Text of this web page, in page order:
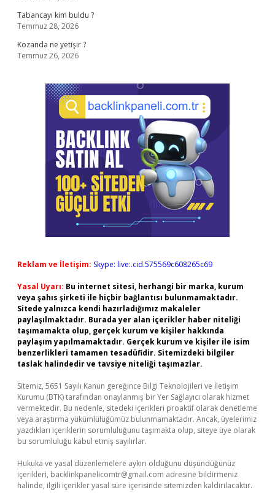
Tabancayı kim buldu ?
Temmuz 28, 2026
Kozanda ne yetişir ?
Temmuz 26, 2026
Reklam ve İletişim: Skype: live:.cid.575569c608265c69
Yasal Uyarı: Bu internet sitesi, herhangi bir marka, kurum
veya şahıs şirketi ile hiçbir bağlantısı bulunmamaktadır.
Sitede yalnızca kendi hazırladığımız makaleler
paylaşılmaktadır. Burada yer alan içerikler haber niteliği
taşımamakta olup, gerçek kurum ve kişiler hakkında
paylaşım yapılmamaktadır. Gerçek kurum ve kişiler ile isim
benzerlikleri tamamen tesadüfidir. Sitemizdeki bilgiler
taslak halindedir ve tavsiye niteliği taşımazlar.
Sitemiz, 5651 Sayılı Kanun gereğince Bilgi Teknolojileri ve İletişim
Kurumu (BTK) tarafından onaylanmış bir Yer Sağlayıcı olarak hizmet
vermektedir. Bu nedenle, sitedeki içerikleri proaktif olarak denetleme
veya araştırma yükümlülüğümüz bulunmamaktadır. Ancak, üyelerimiz
yazdıkları içeriklerin sorumluluğunu taşımakta olup, siteye üye olarak
bu sorumluluğu kabul etmiş sayılırlar.
Hukuka ve yasal düzenlemelere aykırı olduğunu düşündüğünüz
içerikleri, backlinkpanelicomtr@gmail.com adresine bildirmeniz
halinde, ilgili içerikler yasal süre içerisinde sitemizden kaldırılacaktır.